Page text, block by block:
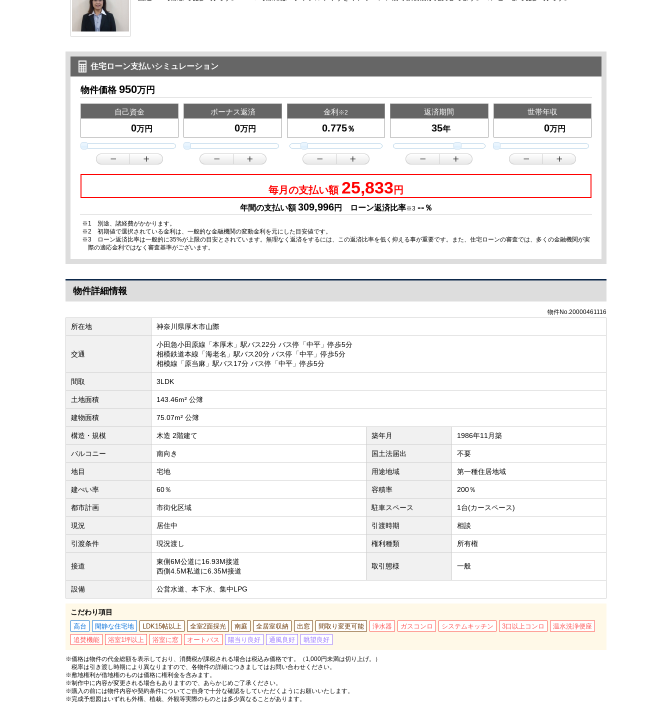
住宅ローン支払いシミュレーション
物件価格 950万円
自己資金
万円
ボーナス返済
万円
金利 ※2
％
返済期間
年
世帯年収
万円
毎月の支払い額 25,833 円
年間の支払い額309,996円 ローン返済比率※3 -- ％
※1 別途、諸経費がかかります。
※2 初期値で選択されている金利は、一般的な金融機関の変動金利を元にした目安値です。
※3 ローン返済比率は一般的に35%が上限の目安とされています。無理なく返済をするには、この返済比率を低く抑える事が重要です。また、住宅ローンの審査では、多くの金融機関が実
際の適応金利ではなく審査基準がございます。
物件詳細情報
物件No.20000461116
所在地 神奈川県厚木市山際
交通
小田急小田原線「本厚木」駅バス22分 バス停「中平」停歩5分
相模鉄道本線「海老名」駅バス20分 バス停「中平」停歩5分
相模線「原当麻」駅バス17分 バス停「中平」停歩5分
間取 3LDK
土地面積 143.46m² 公簿
建物面積 75.07m² 公簿
構造・規模 木造 2階建て 築年月 1986年11月築
バルコニー 南向き 国土法届出 不要
地目 宅地 用途地域 第一種住居地域
建ぺい率 60％ 容積率 200％
都市計画 市街化区域 駐車スペース 1台(カースペース)
現況 居住中 引渡時期 相談
引渡条件 現況渡し 権利種類 所有権
接道
東側6M公道に16.93M接道
西側4.5M私道に6.35M接道
取引態様 一般
設備 公営水道、本下水、集中LPG
こだわり項目
高台 閑静な住宅地 LDK15帖以上 全室2面採光 南庭 全居室収納 出窓 間取り変更可能 浄水器 ガスコンロ システムキッチン 3口以上コンロ
温水洗浄便座
追焚機能
浴室1坪以上 浴室に窓 オートバス 陽当り良好 通風良好 眺望良好
※価格は物件の代金総額を表示しており、消費税が課税される場合は税込み価格です。（1,000円未満は切り上げ。）
税率は引き渡し時期により異なりますので、各物件の詳細につきましてはお問い合わせください。
※敷地権利が借地権のものは価格に権利金を含みます。
※制作中に内容が変更される場合もありますので、あらかじめご了承ください。
※購入の前には物件内容や契約条件についてご自身で十分な確認をしていただくようにお願いいたします。
※完成予想図はいずれも外構、植栽、外観等実際のものとは多少異なることがあります。